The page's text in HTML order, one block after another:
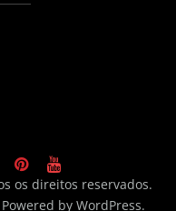
os direitos reservados.
by WordPress.